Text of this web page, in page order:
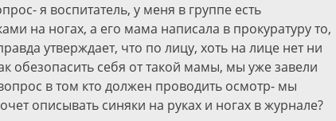
я воспитатель, у меня в группе есть
на ногах, а его мама написала в прокуратуру то,
утверждает, что по лицу, хоть на лице нет ни
обезопасить себя от такой мамы, мы уже завели
в том кто должен проводить осмотр- мы
описывать синяки на руках и ногах в журнале?